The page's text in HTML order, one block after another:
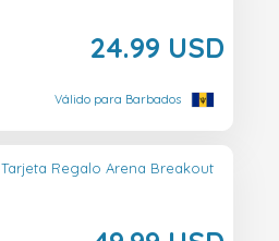
24.99 USD
Válido para Barbados
Tarjeta Regalo Arena Breakout